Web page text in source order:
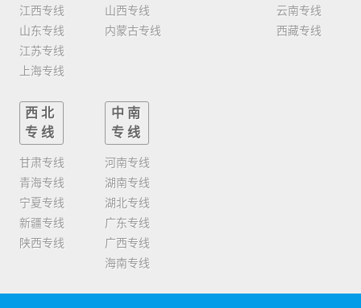
江西专线
山东专线
江苏专线
上海专线
山西专线
内蒙古专线
云南专线
西藏专线
西北
专线
甘肃专线
青海专线
宁夏专线
新疆专线
陕西专线
中南
专线
河南专线
湖南专线
湖北专线
广东专线
广西专线
海南专线